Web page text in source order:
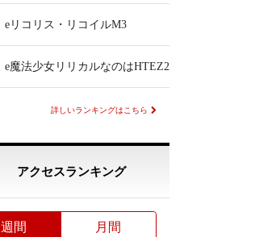
eリコリス・リコイルM3
e魔法少女リリカルなのはHTEZ2
詳しいランキングはこちら
アクセスランキング
週間 月間